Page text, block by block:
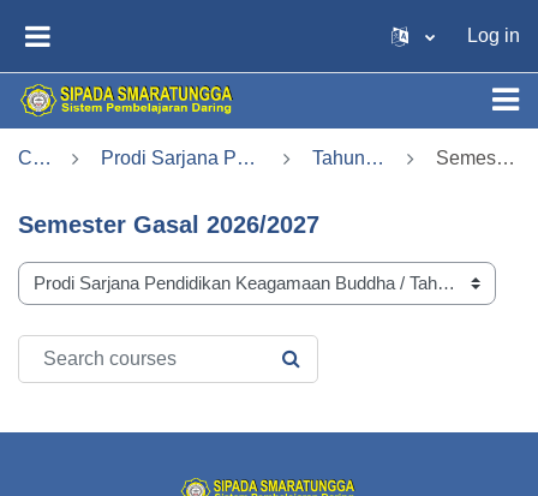
Log in
Courses Prodi Sarjana Pendidikan Keagamaan Buddha Tahun Ajaran 2026/2027 Semester Gasal 2026/2027
Semester Gasal 2026/2027
Course categories
Search courses
SEARCH COURSES